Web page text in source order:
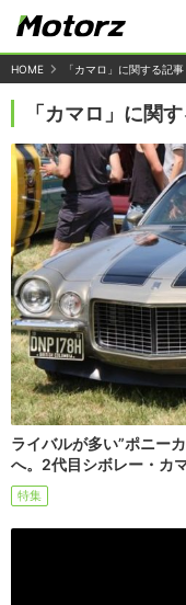
HOME 「カマロ」に関する記事
「カマロ」に関
ライバルが多い”ポニー
へ。2代目シボレー・カ
特集